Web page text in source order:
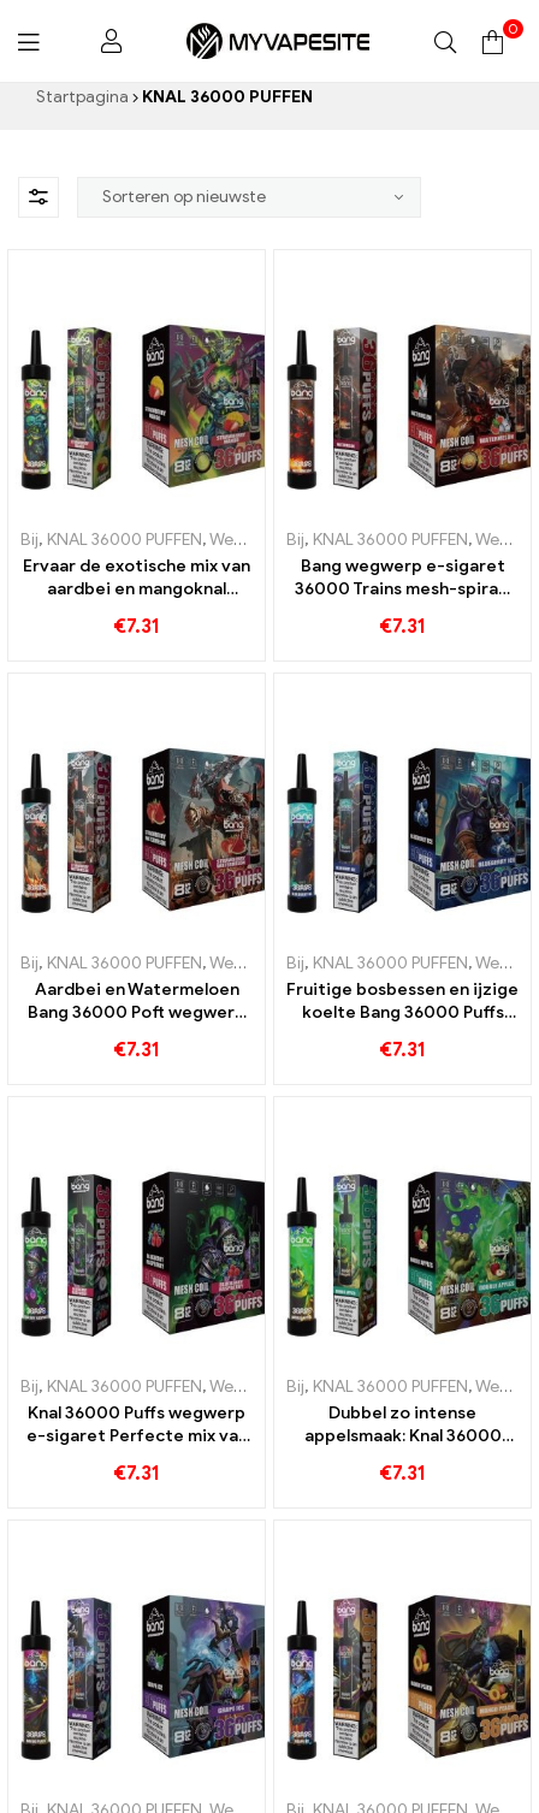
Mijnvapesite.de
0
Startpagina KNAL 36000 PUFFEN
Bij, KNAL 36000 PUFFEN,Wegwerp e-sigaretten ,Wegwerp e-
Ervaar de exotische mix van
aardbei en mangoknal
sigaret met mesh-spiraal
€7.31
Bij, KNAL 36000 PUFFEN,Wegwerp e-sigaretten
Bang wegwerp e-sigaret
36000 Trains mesh-spiraal
verfrissende
€7.31
Bij, KNAL 36000 PUFFEN,Wegwerp e-sigaretten ,Wegwerp e-
Aardbei en Watermeloen
Bang 36000 Poft wegwerp
voor intens genot
€7.31
Bij, KNAL 36000 PUFFEN,Wegwerp e-sigaretten
Fruitige bosbessen en ijzige
koelte Bang 36000 Puffs
een unieke ervaring
€7.31
Bij, KNAL 36000 PUFFEN,Wegwerp e-sigaretten ,Wegwerp e-
Knal 36000 Puffs wegwerp
e-sigaret Perfecte mix van
met mesh-spiraal voor
€7.31
Bij, KNAL 36000 PUFFEN,Wegwerp e-sigaretten
Dubbel zo intense
appelsmaak: Knal 36000
sigaret met dubbele appels
€7.31